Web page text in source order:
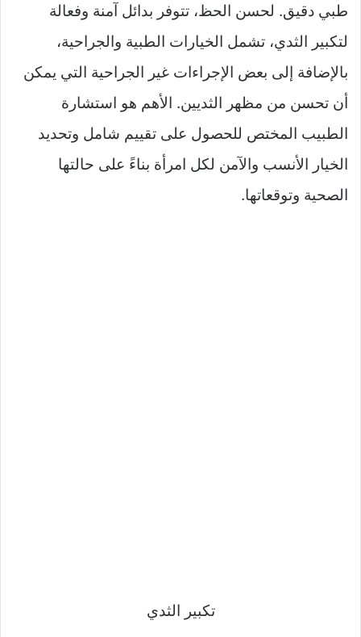
طبي دقيق. لحسن الحظ، تتوفر بدائل آمنة وفعالة
لتكبير الثدي، تشمل الخيارات الطبية والجراحية،
بالإضافة إلى بعض الإجراءات غير الجراحية التي يمكن
أن تحسن من مظهر الثديين. الأهم هو استشارة
الطبيب المختص للحصول على تقييم شامل وتحديد
الخيار الأنسب والآمن لكل امرأة بناءً على حالتها
الصحية وتوقعاتها.
تكبير الثدي